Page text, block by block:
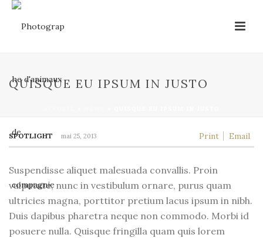
QUISQUE EU IPSUM IN JUSTO
Print Email
SPOTLIGHT mai 25, 2013
Suspendisse aliquet malesuada convallis. Proin
vulputate, nunc in vestibulum ornare, purus quam
ultricies magna, porttitor pretium lacus ipsum in nibh.
Duis dapibus pharetra neque non commodo. Morbi id
posuere nulla. Quisque fringilla quam quis lorem